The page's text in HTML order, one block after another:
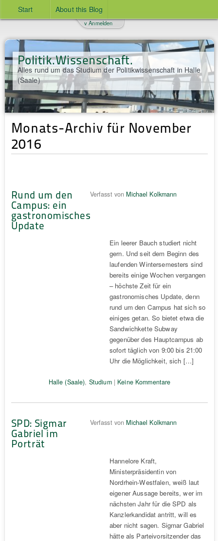
Start About this Blog
Politik.Wissenschaft.
Alles rund um das Studium der Politikwissenschaft in Halle
(Saale)
v Anmelden
Monats-Archiv für November
2016
Rund um den
Campus: ein
gastronomisches
Update
Verfasst von Michael Kolkmann
Ein leerer Bauch studiert nicht
gern. Und seit dem Beginn des
laufenden Wintersemesters sind
bereits einige Wochen vergangen
– höchste Zeit für ein
gastronomisches Update, denn
rund um den Campus hat sich so
einiges getan. So bietet etwa die
Sandwichkette Subway
gegenüber des Hauptcampus ab
sofort täglich von 9:00 bis 21:00
Uhr die Möglichkeit, sich […]
Halle (Saale), Studium| Keine Kommentare
SPD: Sigmar
Gabriel im
Porträt
Verfasst von Michael Kolkmann
Hannelore Kraft,
Ministerpräsidentin von
Nordrhein-Westfalen, weiß laut
eigener Aussage bereits, wer im
nächsten Jahr für die SPD als
Kanzlerkandidat antritt, will es
aber nicht sagen. Sigmar Gabriel
hätte als Parteivorsitzender das